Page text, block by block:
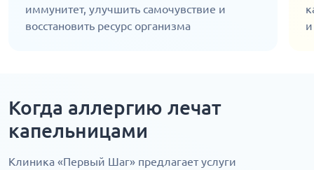
иммунитет, улучшить самочувствие и
восстановить ресурс организма
Когда аллергию лечат
капельницами
Клиника «Первый Шаг» предлагает услуги